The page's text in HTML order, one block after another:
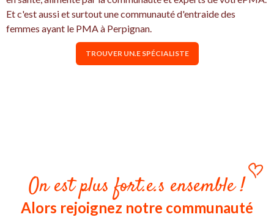
Et c'est aussi et surtout une communauté d'entraide des
femmes ayant le PMA à Perpignan.
TROUVER UN.E SPÉCIALISTE
On est plus fort.e.s ensemble !
Alors rejoignez notre communauté